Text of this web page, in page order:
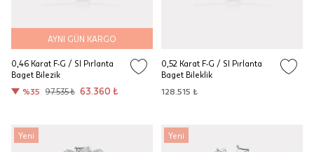
AYNI GÜN KARGO
0,46 Karat F-G / SI Pırlanta
Baget Bilezik
%35
97.535 ₺ 63.360 ₺
0,52 Karat F-G / SI Pırlanta
Baget Bileklik
128.515 ₺
Yeni Yeni